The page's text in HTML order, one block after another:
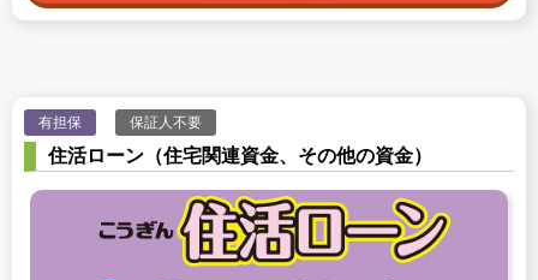
有担保 保証人不要
住活ローン（住宅関連資金、その他の資金）